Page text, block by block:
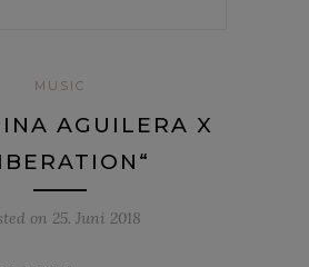
MUSIC
AGUILERA X
on 25. Juni 2018